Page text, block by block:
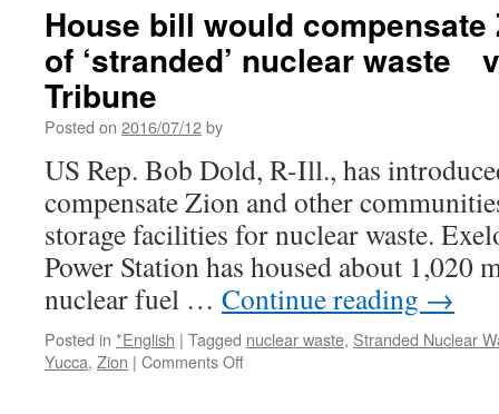
House bill would
of ‘stranded’ nuclear waste
Tribune
Posted on 2016/07/12by
US Rep. Bob Dold, R-Ill., has
compensate Zion and other
storage facilities for nuclear waste.
Power Station has housed about 1,020
nuclear fuel … Continue reading →
Posted in *English | Tagged nuclear waste, Stranded Nuclear
Yucca, Zion | Comments Offon